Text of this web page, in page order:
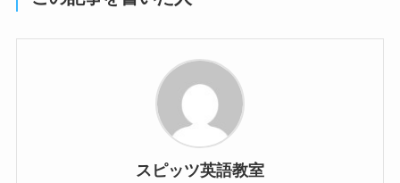
スピッツ英語教室